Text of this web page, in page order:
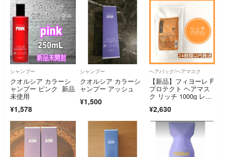
シャンプー
クオルシア カラーシ
ャンプー ピンク 新品
未使用
¥1,578
シャンプー
クオルシア カラーシ
ャンプー アッシュ
¥1,500
ヘアパック/ヘアマスク
【新品】フィヨーレ F
プロテクト ヘアマス
ク リッチ 1000g レフ
¥2,630